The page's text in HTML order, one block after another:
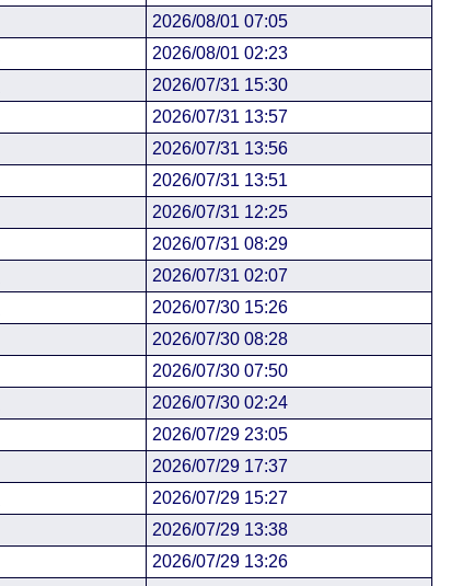
2026/08/01 07:05
2026/08/01 02:23
2026/07/31 15:30
2026/07/31 13:57
2026/07/31 13:56
2026/07/31 13:51
2026/07/31 12:25
2026/07/31 08:29
2026/07/31 02:07
2026/07/30 15:26
2026/07/30 08:28
2026/07/30 07:50
2026/07/30 02:24
2026/07/29 23:05
2026/07/29 17:37
2026/07/29 15:27
2026/07/29 13:38
2026/07/29 13:26